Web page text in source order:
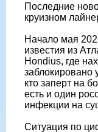
Последние
круизном
Начало мая
известия из
Hondius, где
заблокировано
кто заперт на
есть и один
инфекции на
Ситуация по